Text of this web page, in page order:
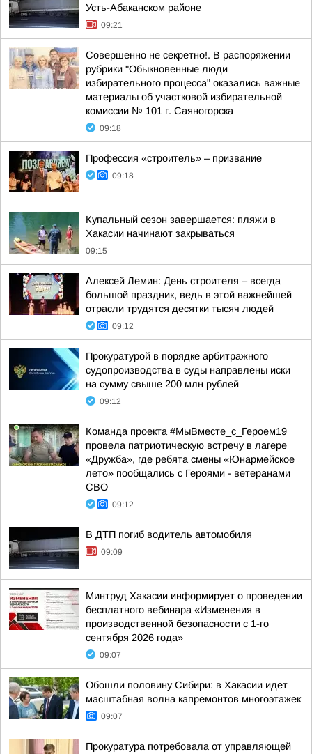
Усть-Абаканском районе
09:21
Совершенно не секретно!. В распоряжении
рубрики "Обыкновенные люди
избирательного процесса" оказались важные
материалы об участковой избирательной
комиссии № 101 г. Саяногорска
09:18
Профессия «строитель» – призвание
09:18
Купальный сезон завершается: пляжи в
Хакасии начинают закрываться
09:15
Алексей Лемин: День строителя – всегда
большой праздник, ведь в этой важнейшей
отрасли трудятся десятки тысяч людей
09:12
Прокуратурой в порядке арбитражного
судопроизводства в суды направлены иски
на сумму свыше 200 млн рублей
09:12
Команда проекта #МыВместе_с_Героем19
провела патриотическую встречу в лагере
«Дружба», где ребята смены «Юнармейское
лето» пообщались с Героями - ветеранами
СВО
09:12
В ДТП погиб водитель автомобиля
09:09
Минтруд Хакасии информирует о проведении
бесплатного вебинара «Изменения в
производственной безопасности с 1-го
сентября 2026 года»
09:07
Обошли половину Сибири: в Хакасии идет
масштабная волна капремонтов многоэтажек
09:07
Прокуратура потребовала от управляющей